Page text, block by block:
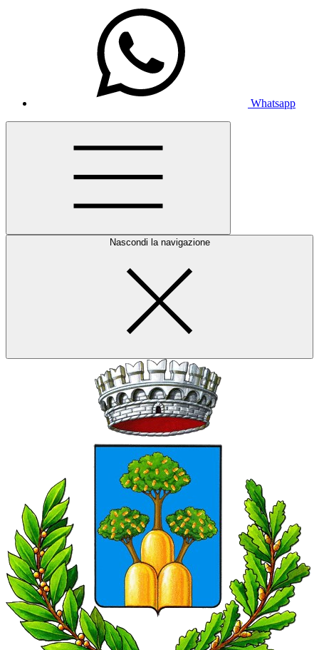
Whatsapp
Nascondi la navigazione